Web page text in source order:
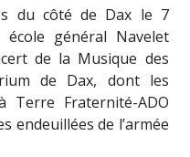
du côté de Dax le 7
général Navelet
de la Musique des
de Dax, dont les
Terre Fraternité-ADO
endeuillées de l’armée